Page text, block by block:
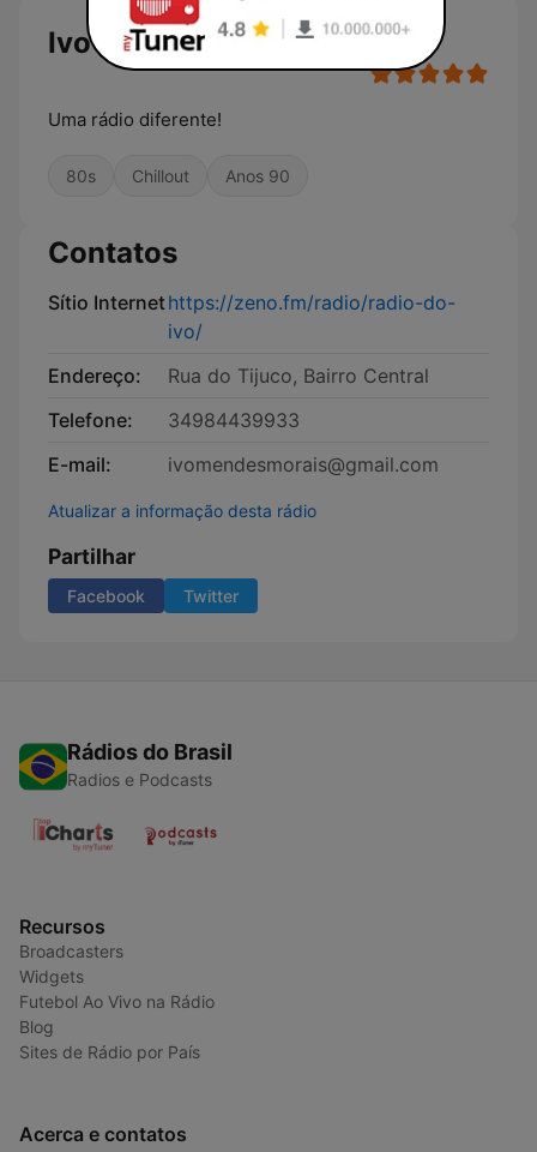
Ivo Mendes Morais
Uma rádio diferente!
80s Chillout Anos 90
Contatos
Sítio Internethttps://zeno.fm/radio/radio-do-
ivo/
Endereço:
Rua do Tijuco, Bairro Central
Telefone:
34984439933
E-mail:
ivomendesmorais@gmail.com
Atualizar a informação desta rádio
Partilhar
Facebook Twitter
Rádios do Brasil
Radios e Podcasts
Recursos
Broadcasters
Widgets
Futebol Ao Vivo na Rádio
Blog
Sites de Rádio por País
Acerca e contatos